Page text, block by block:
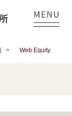
> Web Equity